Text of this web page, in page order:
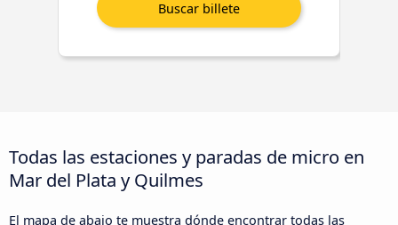
Todas las estaciones y paradas de micro en
Mar del Plata y Quilmes
El mapa de abajo te muestra dónde encontrar todas las